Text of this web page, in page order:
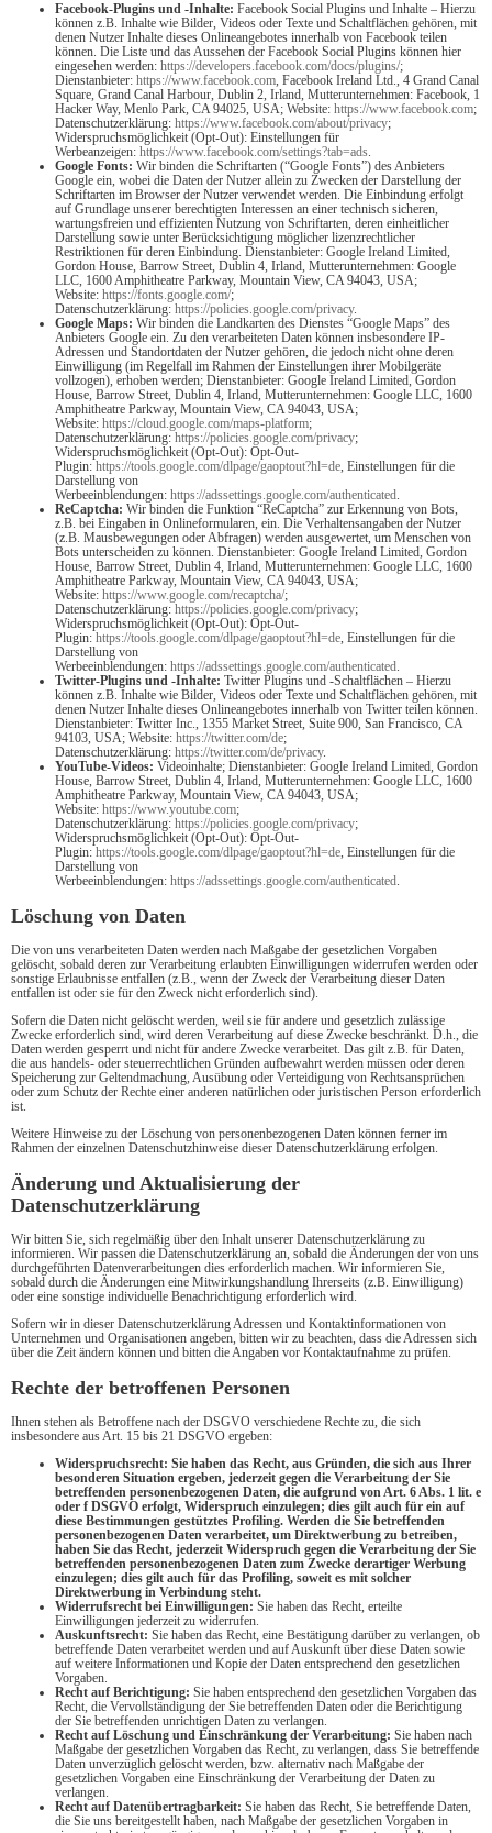
Facebook-Plugins und -Inhalte: Facebook Social Plugins und Inhalte – Hierzu
können z.B. Inhalte wie Bilder, Videos oder Texte und Schaltflächen gehören, mit
denen Nutzer Inhalte dieses Onlineangebotes innerhalb von Facebook teilen
können. Die Liste und das Aussehen der Facebook Social Plugins können hier
eingesehen werden: https://developers.facebook.com/docs/plugins/;
Dienstanbieter: https://www.facebook.com, Facebook Ireland Ltd., 4 Grand Canal
Square, Grand Canal Harbour, Dublin 2, Irland, Mutterunternehmen: Facebook, 1
Hacker Way, Menlo Park, CA 94025, USA; Website: https://www.facebook.com;
Datenschutzerklärung: https://www.facebook.com/about/privacy;
Widerspruchsmöglichkeit (Opt-Out): Einstellungen für
Werbeanzeigen: https://www.facebook.com/settings?tab=ads.
Google Fonts: Wir binden die Schriftarten (“Google Fonts”) des Anbieters
Google ein, wobei die Daten der Nutzer allein zu Zwecken der Darstellung der
Schriftarten im Browser der Nutzer verwendet werden. Die Einbindung erfolgt
auf Grundlage unserer berechtigten Interessen an einer technisch sicheren,
wartungsfreien und effizienten Nutzung von Schriftarten, deren einheitlicher
Darstellung sowie unter Berücksichtigung möglicher lizenzrechtlicher
Restriktionen für deren Einbindung. Dienstanbieter: Google Ireland Limited,
Gordon House, Barrow Street, Dublin 4, Irland, Mutterunternehmen: Google
LLC, 1600 Amphitheatre Parkway, Mountain View, CA 94043, USA;
Website: https://fonts.google.com/;
Datenschutzerklärung: https://policies.google.com/privacy.
Google Maps: Wir binden die Landkarten des Dienstes “Google Maps” des
Anbieters Google ein. Zu den verarbeiteten Daten können insbesondere IP-
Adressen und Standortdaten der Nutzer gehören, die jedoch nicht ohne deren
Einwilligung (im Regelfall im Rahmen der Einstellungen ihrer Mobilgeräte
vollzogen), erhoben werden; Dienstanbieter: Google Ireland Limited, Gordon
House, Barrow Street, Dublin 4, Irland, Mutterunternehmen: Google LLC, 1600
Amphitheatre Parkway, Mountain View, CA 94043, USA;
Website: https://cloud.google.com/maps-platform;
Datenschutzerklärung: https://policies.google.com/privacy;
Widerspruchsmöglichkeit (Opt-Out): Opt-Out-
Plugin: https://tools.google.com/dlpage/gaoptout?hl=de, Einstellungen für die
Darstellung von
Werbeeinblendungen: https://adssettings.google.com/authenticated.
ReCaptcha: Wir binden die Funktion “ReCaptcha” zur Erkennung von Bots,
z.B. bei Eingaben in Onlineformularen, ein. Die Verhaltensangaben der Nutzer
(z.B. Mausbewegungen oder Abfragen) werden ausgewertet, um Menschen von
Bots unterscheiden zu können. Dienstanbieter: Google Ireland Limited, Gordon
House, Barrow Street, Dublin 4, Irland, Mutterunternehmen: Google LLC, 1600
Amphitheatre Parkway, Mountain View, CA 94043, USA;
Website: https://www.google.com/recaptcha/;
Datenschutzerklärung: https://policies.google.com/privacy;
Widerspruchsmöglichkeit (Opt-Out): Opt-Out-
Plugin: https://tools.google.com/dlpage/gaoptout?hl=de, Einstellungen für die
Darstellung von
Werbeeinblendungen: https://adssettings.google.com/authenticated.
Twitter-Plugins und -Inhalte: Twitter Plugins und -Schaltflächen – Hierzu
können z.B. Inhalte wie Bilder, Videos oder Texte und Schaltflächen gehören, mit
denen Nutzer Inhalte dieses Onlineangebotes innerhalb von Twitter teilen können.
Dienstanbieter: Twitter Inc., 1355 Market Street, Suite 900, San Francisco, CA
94103, USA; Website: https://twitter.com/de;
Datenschutzerklärung: https://twitter.com/de/privacy.
YouTube-Videos: Videoinhalte; Dienstanbieter: Google Ireland Limited, Gordon
House, Barrow Street, Dublin 4, Irland, Mutterunternehmen: Google LLC, 1600
Amphitheatre Parkway, Mountain View, CA 94043, USA;
Website: https://www.youtube.com;
Datenschutzerklärung: https://policies.google.com/privacy;
Widerspruchsmöglichkeit (Opt-Out): Opt-Out-
Plugin: https://tools.google.com/dlpage/gaoptout?hl=de, Einstellungen für die
Darstellung von
Werbeeinblendungen: https://adssettings.google.com/authenticated.
Löschung von Daten
Die von uns verarbeiteten Daten werden nach Maßgabe der gesetzlichen Vorgaben
gelöscht, sobald deren zur Verarbeitung erlaubten Einwilligungen widerrufen werden oder
sonstige Erlaubnisse entfallen (z.B., wenn der Zweck der Verarbeitung dieser Daten
entfallen ist oder sie für den Zweck nicht erforderlich sind).
Sofern die Daten nicht gelöscht werden, weil sie für andere und gesetzlich zulässige
Zwecke erforderlich sind, wird deren Verarbeitung auf diese Zwecke beschränkt. D.h., die
Daten werden gesperrt und nicht für andere Zwecke verarbeitet. Das gilt z.B. für Daten,
die aus handels- oder steuerrechtlichen Gründen aufbewahrt werden müssen oder deren
Speicherung zur Geltendmachung, Ausübung oder Verteidigung von Rechtsansprüchen
oder zum Schutz der Rechte einer anderen natürlichen oder juristischen Person erforderlich
ist.
Weitere Hinweise zu der Löschung von personenbezogenen Daten können ferner im
Rahmen der einzelnen Datenschutzhinweise dieser Datenschutzerklärung erfolgen.
Änderung und Aktualisierung der
Datenschutzerklärung
Wir bitten Sie, sich regelmäßig über den Inhalt unserer Datenschutzerklärung zu
informieren. Wir passen die Datenschutzerklärung an, sobald die Änderungen der von uns
durchgeführten Datenverarbeitungen dies erforderlich machen. Wir informieren Sie,
sobald durch die Änderungen eine Mitwirkungshandlung Ihrerseits (z.B. Einwilligung)
oder eine sonstige individuelle Benachrichtigung erforderlich wird.
Sofern wir in dieser Datenschutzerklärung Adressen und Kontaktinformationen von
Unternehmen und Organisationen angeben, bitten wir zu beachten, dass die Adressen sich
über die Zeit ändern können und bitten die Angaben vor Kontaktaufnahme zu prüfen.
Rechte der betroffenen Personen
Ihnen stehen als Betroffene nach der DSGVO verschiedene Rechte zu, die sich
insbesondere aus Art. 15 bis 21 DSGVO ergeben:
Widerspruchsrecht: Sie haben das Recht, aus Gründen, die sich aus Ihrer
besonderen Situation ergeben, jederzeit gegen die Verarbeitung der Sie
betreffenden personenbezogenen Daten, die aufgrund von Art. 6 Abs. 1 lit. e
oder f DSGVO erfolgt, Widerspruch einzulegen; dies gilt auch für ein auf
diese Bestimmungen gestütztes Profiling. Werden die Sie betreffenden
personenbezogenen Daten verarbeitet, um Direktwerbung zu betreiben,
haben Sie das Recht, jederzeit Widerspruch gegen die Verarbeitung der Sie
betreffenden personenbezogenen Daten zum Zwecke derartiger Werbung
einzulegen; dies gilt auch für das Profiling, soweit es mit solcher
Direktwerbung in Verbindung steht.
Widerrufsrecht bei Einwilligungen: Sie haben das Recht, erteilte
Einwilligungen jederzeit zu widerrufen.
Auskunftsrecht: Sie haben das Recht, eine Bestätigung darüber zu verlangen, ob
betreffende Daten verarbeitet werden und auf Auskunft über diese Daten sowie
auf weitere Informationen und Kopie der Daten entsprechend den gesetzlichen
Vorgaben.
Recht auf Berichtigung: Sie haben entsprechend den gesetzlichen Vorgaben das
Recht, die Vervollständigung der Sie betreffenden Daten oder die Berichtigung
der Sie betreffenden unrichtigen Daten zu verlangen.
Recht auf Löschung und Einschränkung der Verarbeitung: Sie haben nach
Maßgabe der gesetzlichen Vorgaben das Recht, zu verlangen, dass Sie betreffende
Daten unverzüglich gelöscht werden, bzw. alternativ nach Maßgabe der
gesetzlichen Vorgaben eine Einschränkung der Verarbeitung der Daten zu
verlangen.
Recht auf Datenübertragbarkeit: Sie haben das Recht, Sie betreffende Daten,
die Sie uns bereitgestellt haben, nach Maßgabe der gesetzlichen Vorgaben in